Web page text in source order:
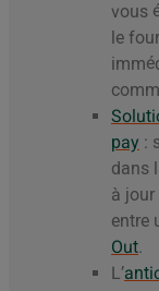
vous
le
pay :
dans
à
entre
Out.
L’